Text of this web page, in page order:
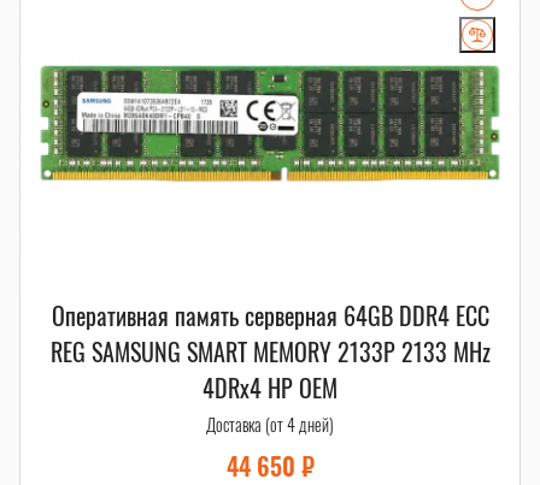
подходящую плату, процессор, память, накопитель или
серверную корзину под вашу конфигурацию. Для серверных
комплектующих особенно важно сверить поколение
платформы, форм-фактор, интерфейс и part number.
Смотрите также
Оперативная память серверная 64GB DDR4 ECC
REG SAMSUNG SMART MEMORY 2133P 2133 MHz
4DRx4 HP OEM
Доставка (от 4 дней)
44 650 ₽